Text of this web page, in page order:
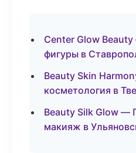
Center Glow
фигуры в
Beauty Skin
косметология в
Beauty Silk Glow —
макияж в